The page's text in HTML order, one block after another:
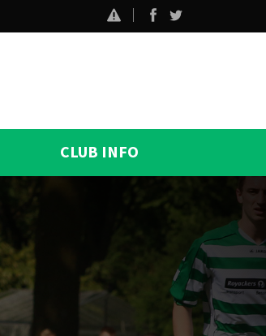
CLUB INFO